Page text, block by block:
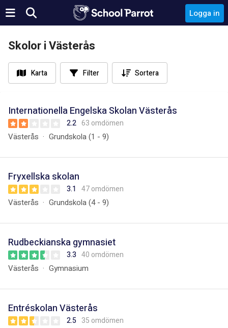
Logga in
Skolor i Västerås
Karta Filter Sortera
Internationella Engelska Skolan Västerås
2.2 63 omdömen
Västerås Grundskola (1 - 9)
Fryxellska skolan
3.1 47 omdömen
Västerås Grundskola (4 - 9)
Rudbeckianska gymnasiet
3.3 40 omdömen
Västerås Gymnasium
Entréskolan Västerås
2.5 35 omdömen